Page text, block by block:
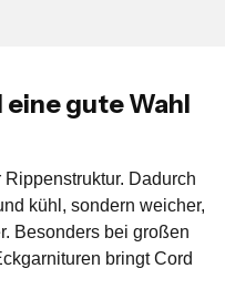
gute Wahl
Dadurch
kühl, sondern weicher,
Besonders bei großen
bringt Cord